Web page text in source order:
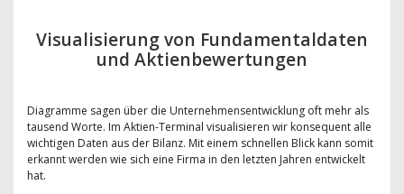
Visualisierung von Fundamentaldaten
und Aktienbewertungen
Diagramme sagen über die Unternehmensentwicklung oft mehr als
tausend Worte. Im Aktien-Terminal visualisieren wir konsequent alle
wichtigen Daten aus der Bilanz. Mit einem schnellen Blick kann somit
erkannt werden wie sich eine Firma in den letzten Jahren entwickelt
hat.